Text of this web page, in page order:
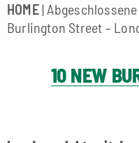
HOME|
Burlington Street –
10 NEW